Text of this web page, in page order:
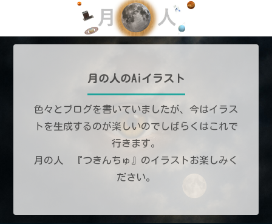
月の人のAiイラスト
色々とブログを書いていましたが、今はイラス
トを生成するのが楽しいのでしばらくはこれで
行きます。
月の人 『つきんちゅ』のイラストお楽しみく
ださい。